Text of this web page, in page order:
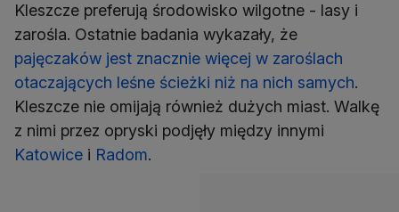
Kleszcze preferują środowisko wilgotne - lasy i
zarośla. Ostatnie badania wykazały, że
pajęczaków jest znacznie więcej w zaroślach
otaczających leśne ścieżki niż na nich samych.
Kleszcze nie omijają również dużych miast. Walkę
z nimi przez opryski podjęły między innymi
Katowice i Radom.